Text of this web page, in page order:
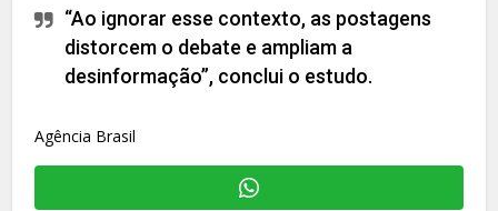
“Ao ignorar esse contexto, as postagens
distorcem o debate e ampliam a
desinformação”, conclui o estudo.
Agência Brasil